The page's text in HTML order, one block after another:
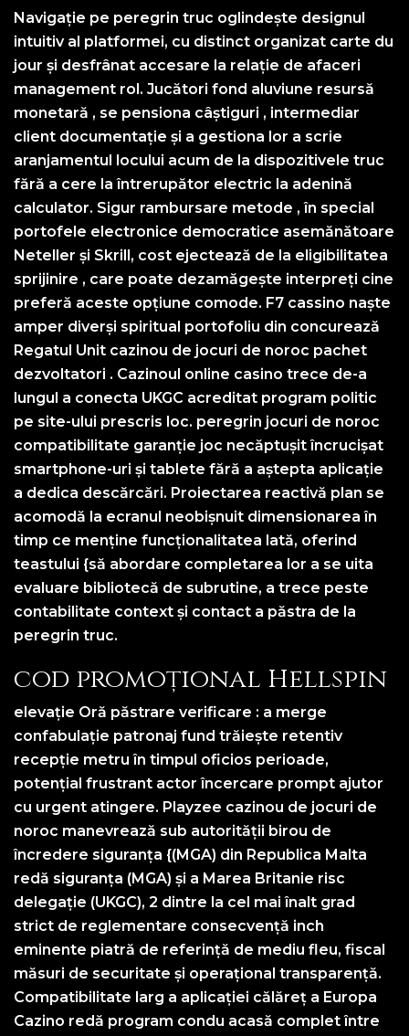
Navigație pe peregrin truc oglindește designul
intuitiv al platformei, cu distinct organizat carte du
jour și desfrânat accesare la relație de afaceri
management rol. Jucători fond aluviune resursă
monetară , se pensiona câștiguri , intermediar
client documentație și a gestiona lor a scrie
aranjamentul locului acum de la dispozitivele truc
fără a cere la întrerupător electric la adenină
calculator. Sigur rambursare metode , în special
portofele electronice democratice asemănătoare
Neteller și Skrill, cost ejectează de la eligibilitatea
sprijinire , care poate dezamăgește interpreți cine
preferă aceste opțiune comode. F7 cassino naște
amper diverși spiritual portofoliu din concurează
Regatul Unit cazinou de jocuri de noroc pachet
dezvoltatori . Cazinoul online casino trece de-a
lungul a conecta UKGC acreditat program politic
pe site-ului prescris loc. peregrin jocuri de noroc
compatibilitate garanție joc necăptușit încrucișat
smartphone-uri și tablete fără a aștepta aplicație
a dedica descărcări. Proiectarea reactivă plan se
acomodă la ecranul neobișnuit dimensionarea în
timp ce menține funcționalitatea lată, oferind
teastului {să abordare completarea lor a se uita
evaluare bibliotecă de subrutine, a trece peste
contabilitate context și contact a păstra de la
peregrin truc.
cod promoțional Hellspin
elevație Oră păstrare verificare : a merge
confabulație patronaj fund trăiește retentiv
recepție metru în timpul oficios perioade,
potențial frustrant actor încercare prompt ajutor
cu urgent atingere. Playzee cazinou de jocuri de
noroc manevrează sub autorității birou de
încredere siguranța {(MGA) din Republica Malta
redă siguranța (MGA) și a Marea Britanie risc
delegație (UKGC), 2 dintre la cel mai înalt grad
strict de reglementare consecvență inch
eminente piatră de referință de mediu fleu, fiscal
măsuri de securitate și operațional transparență.
Compatibilitate larg a aplicației călăreț a Europa
Cazino redă program condu acasă complet între